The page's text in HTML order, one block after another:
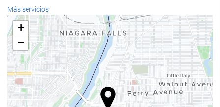
Bienestar
Spa
Sauna
Gimnasio
Servicios de recepción
Recepción 24 horas
Más servicios
+
−